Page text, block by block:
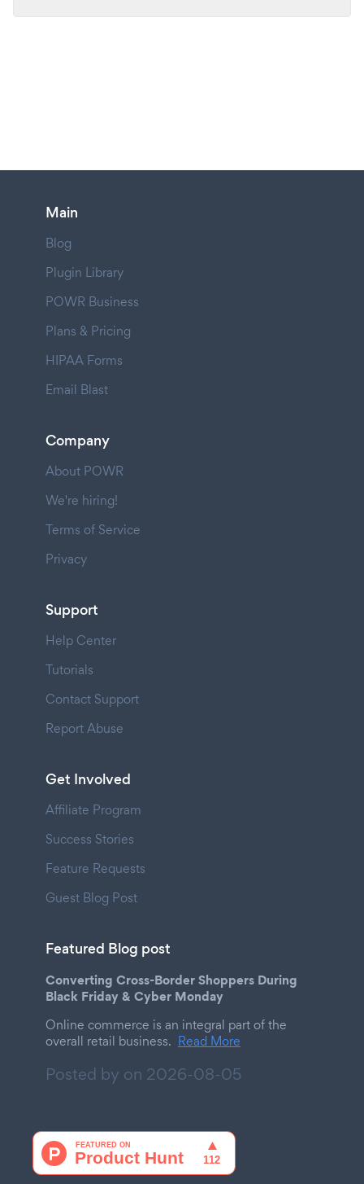
Main
Blog
Plugin Library
POWR Business
Plans & Pricing
HIPAA Forms
Email Blast
Company
About POWR
We're hiring!
Terms of Service
Privacy
Support
Help Center
Tutorials
Contact Support
Report Abuse
Get Involved
Affiliate Program
Success Stories
Feature Requests
Guest Blog Post
Featured Blog post
Converting Cross-Border Shoppers During
Black Friday & Cyber Monday
Online commerce is an integral part of the
overall retail business. Read More
Posted by on 2026-08-05